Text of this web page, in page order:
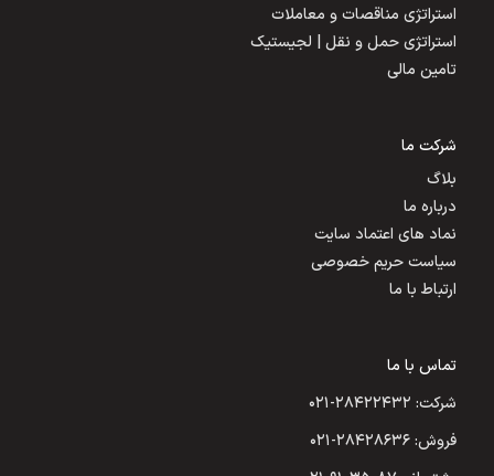
استراتژی مناقصات و معاملات
استراتژی حمل و نقل | لجیستیک
تامین مالی
شرکت ما
بلاگ
درباره ما
نماد های اعتماد سایت
سیاست حریم خصوصی
ارتباط با ما
تماس با ما
شرکت: ۲۸۴۲۲۴۳۲-۰۲۱
فروش: ۲۸۴۲۸۶۳۶-۰۲۱